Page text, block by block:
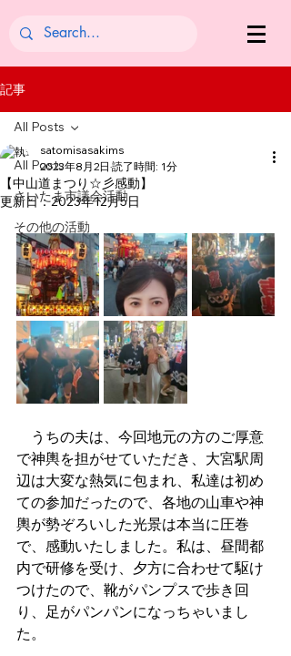
記事
All Posts
さいたま市議会活動
その他の活動
All Posts
【中山道まつり☆彡感動】
satomisasakims
2023年8月2日 読了時間: 1分
更新日：2023年12月5日
うちの夫は、今回地元の方のご厚意
で神輿を担がせていただき、大宮駅周
辺は大変な熱気に包まれ、私達は初め
ての参加だったので、各地の山車や神
輿が勢ぞろいした光景は本当に圧巻
で、感動いたしました。私は、昼間都
内で研修を受け、夕方に合わせて駆け
つけたので、靴がパンプスで歩き回
り、足がパンパンになっちゃいまし
た。